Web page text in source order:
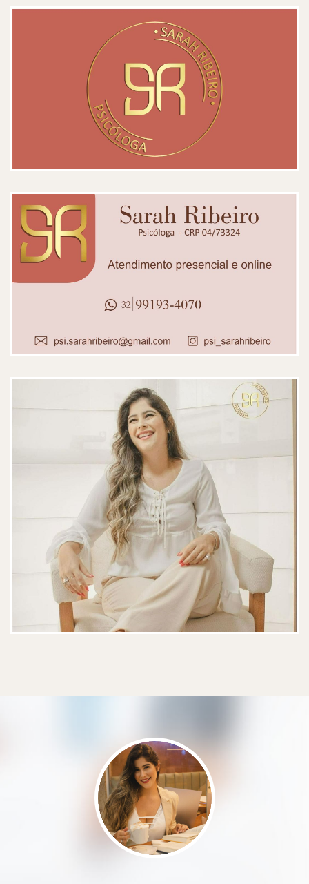
Paciente
Excelente profissional. Humana e
muito atenciosa, para além do
atendimento.
Paciente
conduz as sessões com empatia,
É notável o cuidado com que
escuta, acolhe e orienta, sempre
criando um ambiente seguro, leve
e de confiança.
Paciente
Ótima profissional, recomendo
demais seu atendimento!
Sarah sempre muito atenciosa,
cuidadosa e profissional durante as
sessões com a minha filha de 6
anos, e fora dela também. Um local